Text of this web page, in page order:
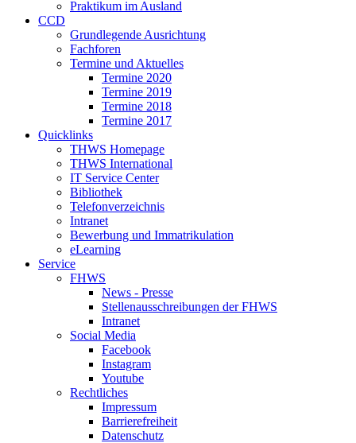
Praktikum im Ausland
CCD
Grundlegende Ausrichtung
Fachforen
Termine und Aktuelles
Termine 2020
Termine 2019
Termine 2018
Termine 2017
Quicklinks
THWS Homepage
THWS International
IT Service Center
Bibliothek
Telefonverzeichnis
Intranet
Bewerbung und Immatrikulation
eLearning
Service
FHWS
News - Presse
Stellenausschreibungen der FHWS
Intranet
Social Media
Facebook
Instagram
Youtube
Rechtliches
Impressum
Barrierefreiheit
Datenschutz